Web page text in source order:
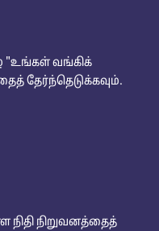
"உங்கள் வங்கிக்
தேர்ந்தெடுக்கவும்.
நிறுவனத்தைத்